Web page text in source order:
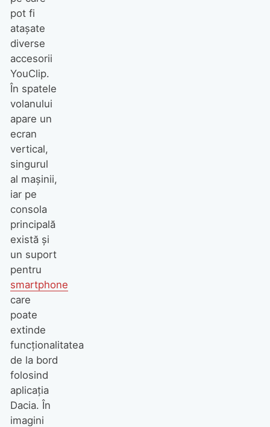
pot fi
atașate
diverse
accesorii
YouClip.
În spatele
volanului
apare un
ecran
vertical,
singurul
al mașinii,
iar pe
consola
principală
există și
un suport
pentru
smartphone
care
poate
extinde
funcționalitatea
de la bord
folosind
aplicația
Dacia. În
imagini